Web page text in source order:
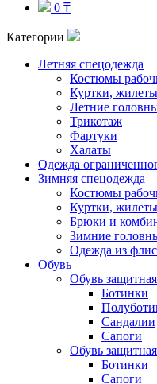
0 ₸
Категории
Летняя спецодежда
Костюмы
Куртки,
Летние
Трикотаж
Фартуки
Халаты
Одежда
Зимняя спецодежда
Костюмы
Куртки, жилеты
Брюки и
Зимние
Одежда из
Обувь
Обувь
Ботинки
Сандалии
Сапоги
Обувь
Ботинки
Сапоги